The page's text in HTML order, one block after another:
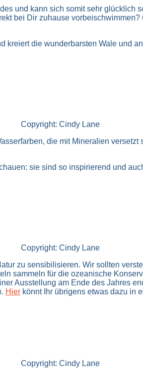
und kann sich somit sehr
bei Dir zuhause
kreiert die wunderbarsten Wale und
Copyright: Cindy Lane
die mit Mineralien
sie sind so inspirierend und
Copyright: Cindy Lane
zu sensibilisieren. Wir sollten
sammeln für die ozeanische
Ausstellung am Ende des Jahres
Hier könnt Ihr übrigens etwas dazu in
Copyright: Cindy Lane